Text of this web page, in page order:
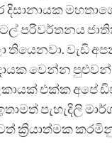
දිසානායක
පරිවර්තනය
තියෙනවා. වැඩි
වෙන්න
එක්ක අපේ
පැහැදිලි
ක්‍රියාත්මක